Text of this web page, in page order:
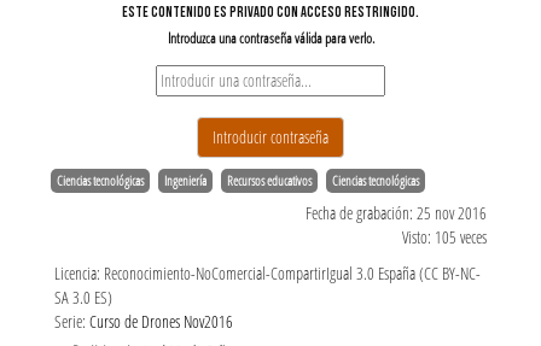
Ciencias tecnológicas Ingeniería Recursos educativos Ciencias tecnológicas
Fecha de grabación: 25 nov 2016
Visto: 105 veces
Licencia: Reconocimiento-NoComercial-CompartirIgual 3.0 España (CC BY-NC-
SA 3.0 ES)
Serie: Curso de Drones Nov2016